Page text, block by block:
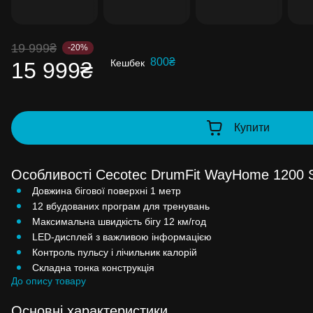
19 999₴ -20%
15 999₴ Кешбек 800₴
Купити
Особливості Cecotec DrumFit WayHome 1200
Довжина бігової поверхні 1 метр
12 вбудованих програм для тренувань
Максимальна швидкість бігу 12 км/год
LED-дисплей з важливою інформацією
Контроль пульсу і лічильник калорій
Складна тонка конструкція
До опису товару